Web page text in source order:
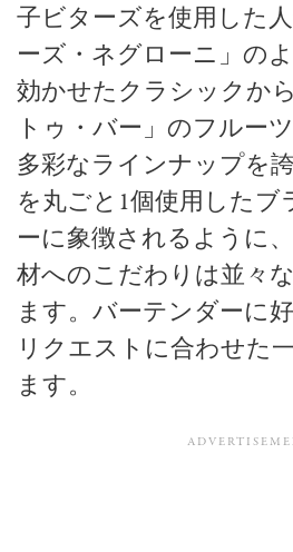
子ビターズを使用した
ーズ・ネグローニ」の
効かせたクラシックか
トゥ・バー」のフルー
多彩なラインナップを
を丸ごと1個使用したブ
ーに象徴されるように
材へのこだわりは並々
ます。バーテンダーに
リクエストに合わせた
ます。